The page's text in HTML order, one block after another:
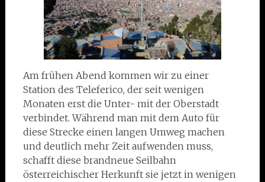
Am frühen Abend kommen wir zu einer
Station des Teleferico, der seit wenigen
Monaten erst die Unter- mit der Oberstadt
verbindet. Während man mit dem Auto für
diese Strecke einen langen Umweg machen
und deutlich mehr Zeit aufwenden muss,
schafft diese brandneue Seilbahn
österreichischer Herkunft sie jetzt in wenigen